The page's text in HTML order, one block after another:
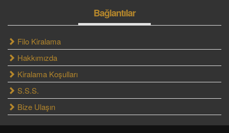
Bağlantılar
Filo Kiralama
Hakkımızda
Kiralama Koşulları
S.S.S.
Bize Ulaşın